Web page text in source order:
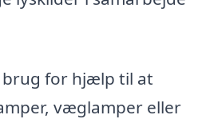
brug for hjælp til at
væglamper eller